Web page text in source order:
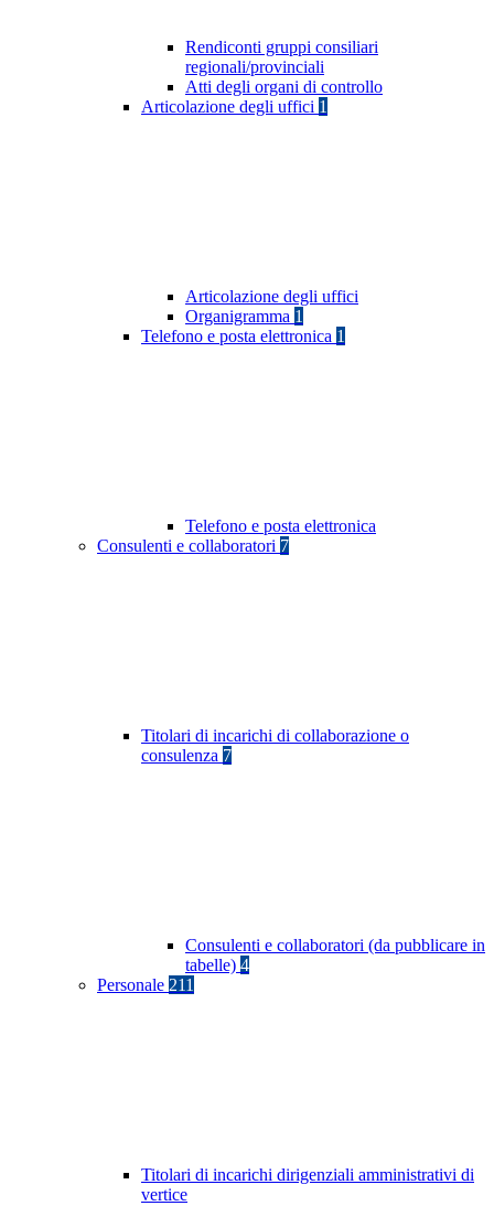
Rendiconti gruppi consiliari
regionali/provinciali
Atti degli organi di controllo
Articolazione degli uffici 1
Articolazione degli uffici
Organigramma 1
Telefono e posta elettronica 1
Telefono e posta elettronica
Consulenti e collaboratori 7
Titolari di incarichi di collaborazione o
consulenza 7
Consulenti e collaboratori (da pubblicare in
tabelle) 4
Personale 211
Titolari di incarichi dirigenziali amministrativi di
vertice